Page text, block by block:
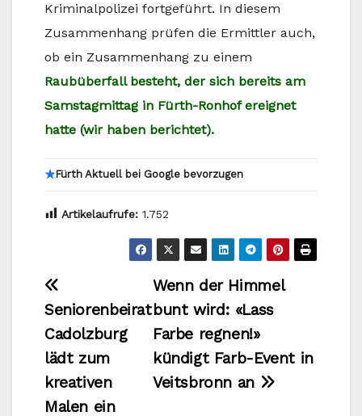
Kriminalpolizei fortgeführt. In diesem
Zusammenhang prüfen die Ermittler auch,
ob ein Zusammenhang zu einem
Raubüberfall besteht, der sich bereits am
Samstagmittag in Fürth-Ronhof ereignet
hatte (wir haben berichtet).
★Fürth Aktuell bei Google bevorzugen
Artikelaufrufe: 1.752
Beitragsnavigation
Wenn der Himmel
bunt wird: «Lass
Farbe regnen!»
kündigt Farb-Event in
Veitsbronn an
Seniorenbeirat
Cadolzburg
lädt zum
kreativen
Malen ein